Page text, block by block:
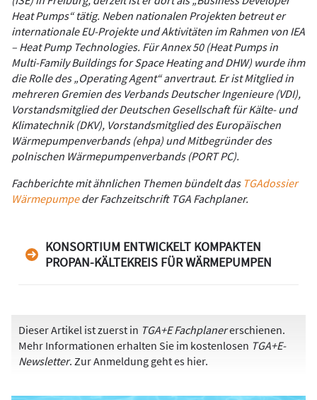
Heat Pumps“ tätig. Neben nationalen Projekten betreut er
internationale EU-Projekte und Aktivitäten im Rahmen von IEA
– Heat Pump Technologies. Für Annex 50 (Heat Pumps in
Multi-Family Buildings for Space Heating and DHW) wurde ihm
die Rolle des „Operating Agent“ anvertraut. Er ist Mitglied in
mehreren Gremien des Verbands Deutscher Ingenieure (VDI),
Vorstandsmitglied der Deutschen Gesellschaft für Kälte- und
Klimatechnik (DKV), Vorstandsmitglied des Europäischen
Wärmepumpenverbands (ehpa) und Mitbegründer des
polnischen Wärmepumpenverbands (PORT PC).
Fachberichte mit ähnlichen Themen bündelt das TGAdossier
Wärmepumpeder Fachzeitschrift TGA Fachplaner.
KONSORTIUM ENTWICKELT KOMPAKTEN
PROPAN-KÄLTEKREIS FÜR WÄRMEPUMPEN
Dieser Artikel ist zuerst in TGA+E Fachplanererschienen.
Mehr Informationen erhalten Sie im kostenlosen TGA+E-
Newsletter. Zur Anmeldung geht es hier.